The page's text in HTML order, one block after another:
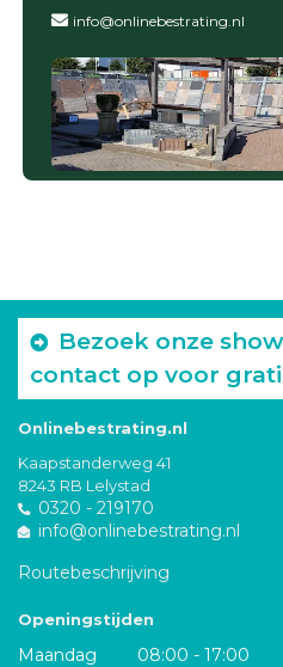
info@onlinebestrating.nl
Bezoek onze
contact op voor
Onlinebestrating.nl
Kaapstanderweg 41
8243 RB Lelystad
0320 - 219170
info@onlinebestrating.nl
Routebeschrijving
Openingstijden
Maandag
08:00 - 17:00